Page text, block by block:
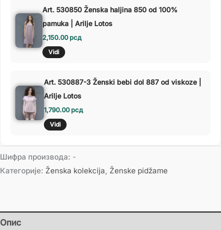
Art. 530850 Ženska haljina 850 od 100%
pamuka | Arilje Lotos
2,150.00рсд
Vidi
Art. 530887-3 Ženski bebi dol 887 od viskoze |
Arilje Lotos
1,790.00рсд
Vidi
Шифра производа: -
Категорије: Ženska kolekcija, Ženske pidžame
Опис